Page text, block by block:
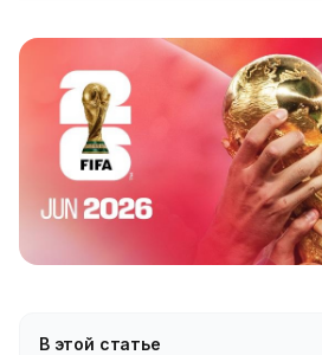
В этой статье